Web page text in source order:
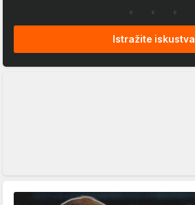
Istražite iskustva